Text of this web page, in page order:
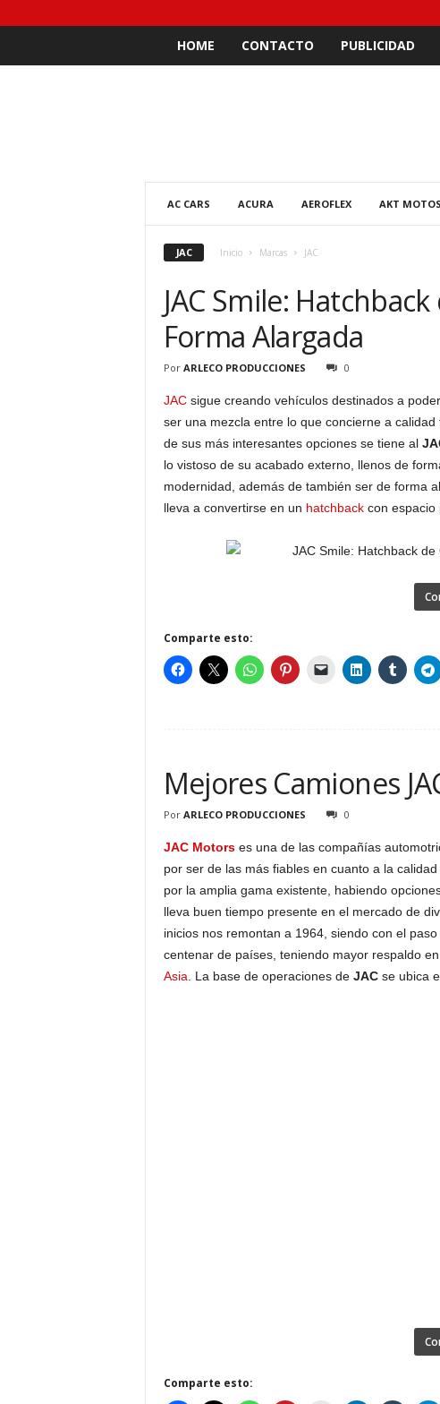
HOME CONTACTO PUBLICIDAD
AC CARS ACURA AEROFLEX AKT MOTOS
JAC Inicio Marcas JAC
JAC Smile:
Forma Alargada
Por ARLECO PRODUCCIONES 0
JACsigue creando vehículos destinados a
ser una mezcla entre lo que concierne a
de sus más interesantes opciones se tiene al
lo vistoso de su acabado externo, llenos de
modernidad, además de también ser de forma
lleva a convertirse en un hatchbackcon espacio
Comparte esto:
Mejores Camiones
Por ARLECO PRODUCCIONES 0
JAC Motorses una de las compañías
por ser de las más fiables en cuanto a la
por la amplia gama existente, habiendo
lleva buen tiempo presente en el mercado de
inicios nos remontan a 1964, siendo con el
centenar de países, teniendo mayor respaldo
Asia . La base de operaciones de JACse ubica
Comparte esto: